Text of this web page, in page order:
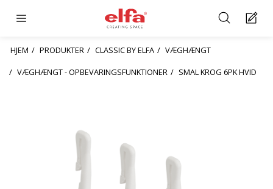
HJEM PRODUKTER CLASSIC BY ELFA
VÆGHÆNGT
VÆGHÆNGT - OPBEVARINGSFUNKTIONER
SMAL KROG 6PK HVID